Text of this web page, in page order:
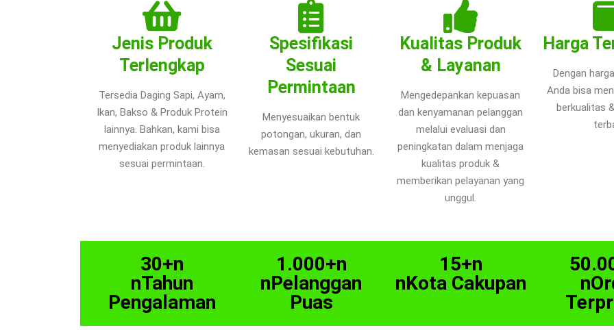
Jenis Produk
Terlengkap
Tersedia Daging Sapi, Ayam,
Ikan, Bakso & Produk Protein
lainnya. Bahkan, kami bisa
menyediakan produk lainnya
sesuai permintaan.
Spesifikasi
Sesuai
Permintaan
Menyesuaikan bentuk
potongan, ukuran, dan
kemasan sesuai kebutuhan.
Kualitas Produk
& Layanan
Mengedepankan kepuasan
dan kenyamanan pelanggan
melalui evaluasi dan
peningkatan dalam menjaga
kualitas produk &
memberikan pelayanan yang
unggul.
Harga
Dengan
Anda bisa
berkualitas
30+n
nTahun
Pengalaman
1.000+n
nPelanggan
Puas
15+n
nKota Cakupan